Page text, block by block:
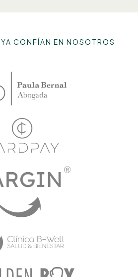
CONFÍAN EN NOSOTROS